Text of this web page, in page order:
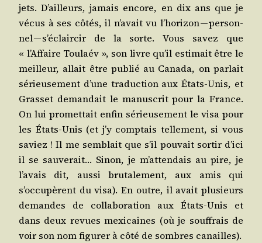
jets. D’ailleurs, jamais encore, en dix ans que je
vécus à ses côtés, il n’avait vu l’horizon — per­son­
nel — s’éclaircir de la sorte. Vous savez que
« l’Affaire Tou­laév », son livre qu’il esti­mait être le
meilleur, allait être publié au Cana­da, on par­lait
sérieu­se­ment d’une tra­duc­tion aux États-Unis, et
Gras­set deman­dait le manus­crit pour la France.
On lui pro­met­tait enfin sérieu­se­ment le visa pour
les États-Unis (et j’y comp­tais tel­le­ment, si vous
saviez ! Il me sem­blait que s’il pou­vait sor­tir d’ici
il se sau­ve­rait… Sinon, je m’attendais au pire, je
l’avais dit, aus­si bru­ta­le­ment, aux amis qui
s’occupèrent du visa). En outre, il avait plu­sieurs
demandes de col­la­bo­ra­tion aux États-Unis et
dans deux revues mexi­caines (où je souf­frais de
voir son nom figu­rer à côté de sombres canailles).